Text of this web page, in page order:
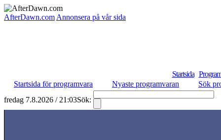
AfterDawn.com Annonsera på vår sida
Startsida
Startsida för programvara
Nyaste programvaran
Sök
fredag 7.8.2026 / 21:03Sök: